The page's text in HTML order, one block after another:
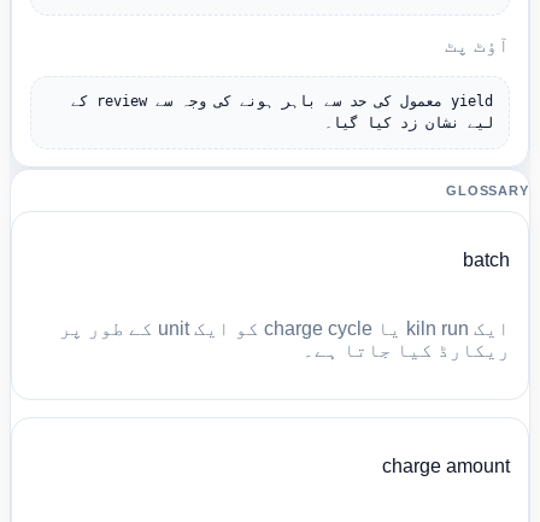
آؤٹ پٹ
yield معمول کی حد سے باہر ہونے کی وجہ سے review کے
لیے نشان زد کیا گیا۔
GLOSSARY
batch
ایک kiln run یا charge cycle کو ایک unit کے طور پر
ریکارڈ کیا جاتا ہے۔
charge amount